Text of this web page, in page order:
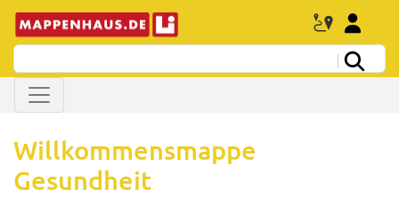
Willkommensmappe
Gesundheit